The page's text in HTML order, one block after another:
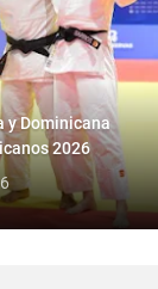
y Dominicana
2026